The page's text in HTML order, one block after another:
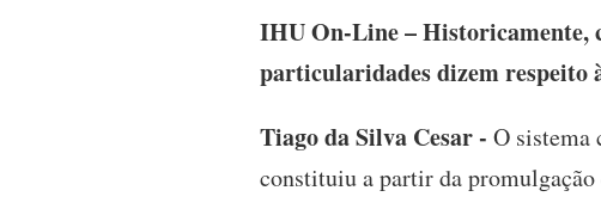
IHU On-Line – Historicamente,
particularidades dizem respeito
Tiago da Silva Cesar - O sistema
constituiu a partir da